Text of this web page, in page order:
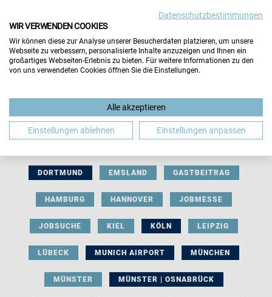
BERUFLICHE ORIENTIERUNG BEWERBUNG
DORTMUND EMSLAND GASTBEITRAG
HAMBURG HANNOVER JOBMESSE
JOBSUCHE KIEL KÖLN LEIPZIG
LÜBECK MUNICH AIRPORT MÜNCHEN
MÜNSTER MÜNSTER | OSNABRÜCK
Datenschutzbestimmungen
WIR VERWENDEN COOKIES
Wir können diese zur Analyse unserer Besucherdaten platzieren, um unsere
Webseite zu verbessern, personalisierte Inhalte anzuzeigen und Ihnen ein
großartiges Webseiten-Erlebnis zu bieten. Für weitere Informationen zu den
von uns verwendeten Cookies öffnen Sie die Einstellungen.
Alle akzeptieren
Einstellungen ablehnen Einstellungen anpassen